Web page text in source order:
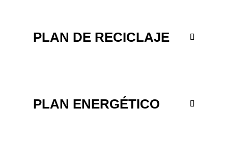
PLAN DE RECICLAJE
PLAN ENERGÉTICO